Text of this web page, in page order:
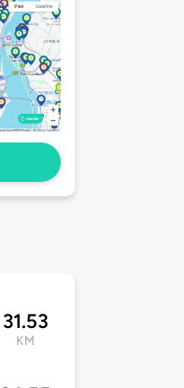
31.53
KM